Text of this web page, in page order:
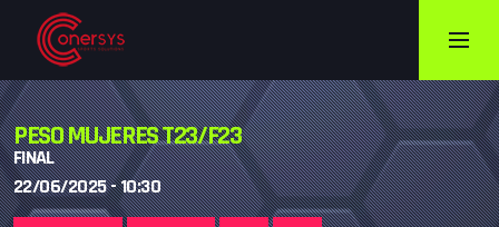
PESO MUJERES T23/F23
FINAL
22/06/2025 - 10:30